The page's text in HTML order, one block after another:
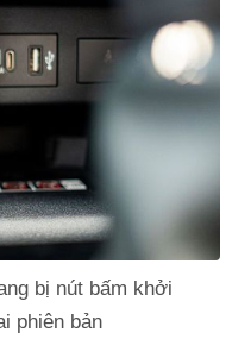
bị nút bấm khởi
phiên bản